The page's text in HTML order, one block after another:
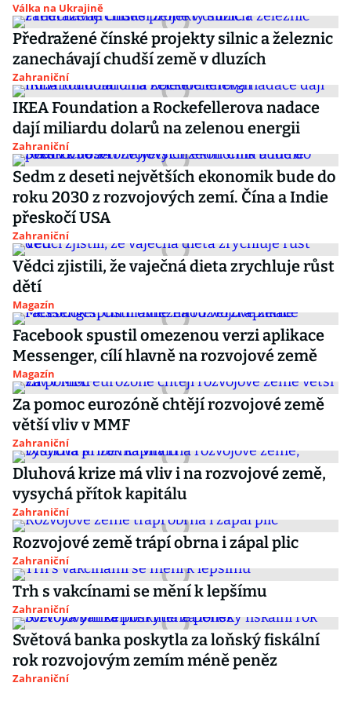
Válka na Ukrajině
Předražené čínské projekty silnic a železnic
zanechávají chudší země v dluzích
Zahraniční
IKEA Foundation a Rockefellerova nadace
dají miliardu dolarů na zelenou energii
Zahraniční
Sedm z deseti největších ekonomik bude do
roku 2030 z rozvojových zemí. Čína a Indie
přeskočí USA
Zahraniční
Vědci zjistili, že vaječná dieta zrychluje růst
dětí
Magazín
Facebook spustil omezenou verzi aplikace
Messenger, cílí hlavně na rozvojové země
Magazín
Za pomoc eurozóně chtějí rozvojové země
větší vliv v MMF
Zahraniční
Dluhová krize má vliv i na rozvojové země,
vysychá přítok kapitálu
Zahraniční
Rozvojové země trápí obrna i zápal plic
Zahraniční
Trh s vakcínami se mění k lepšímu
Zahraniční
Světová banka poskytla za loňský fiskální
rok rozvojovým zemím méně peněz
Zahraniční